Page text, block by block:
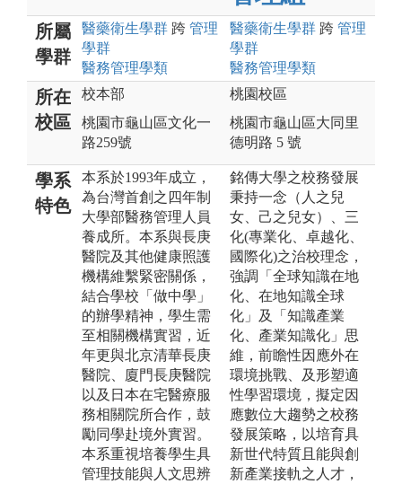
所屬
學群
醫藥衛生學群 跨 管理
學群
醫務管理學類
醫藥衛生學群 跨 管理
學群
醫務管理學類
所在
校區
校本部
桃園市龜山區文化一
路259號
桃園校區
桃園市龜山區大同里
德明路 5 號
學系
特色
本系於1993年成立，
為台灣首創之四年制
大學部醫務管理人員
養成所。本系與長庚
醫院及其他健康照護
機構維繫緊密關係，
結合學校「做中學」
的辦學精神，學生需
至相關機構實習，近
年更與北京清華長庚
醫院、廈門長庚醫院
以及日本在宅醫療服
務相關院所合作，鼓
勵同學赴境外實習。
本系重視培養學生具
管理技能與人文思辨
銘傳大學之校務發展
秉持一念（人之兒
女、己之兒女）、三
化(專業化、卓越化、
國際化)之治校理念，
強調「全球知識在地
化、在地知識全球
化」及「知識產業
化、產業知識化」思
維，前瞻性因應外在
環境挑戰、及形塑適
性學習環境，擬定因
應數位大趨勢之校務
發展策略，以培育具
新世代特質且能與創
新產業接軌之人才，